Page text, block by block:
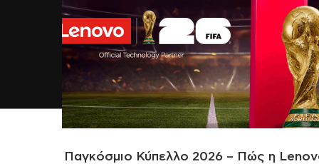
Παγκόσμιο Κύπελλο 2026 – Πώς η